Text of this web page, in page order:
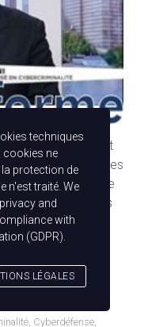
informatique peut
l’un des principes
sur une scène
Dans l’univers
traces pour
l’auteur de
, Cyberdéfense,
techniques
cookies ne
protection de
n'est traité. We
and
with
(GDPR)
LÉGALES